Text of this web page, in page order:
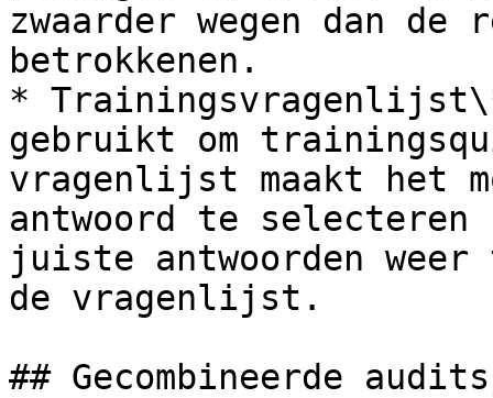
zwaarder wegen dan
betrokkenen.
*
gebruikt om
vragenlijst maakt het
antwoord te selecteren
juiste antwoorden
de vragenlijst.
## Gecombineerde